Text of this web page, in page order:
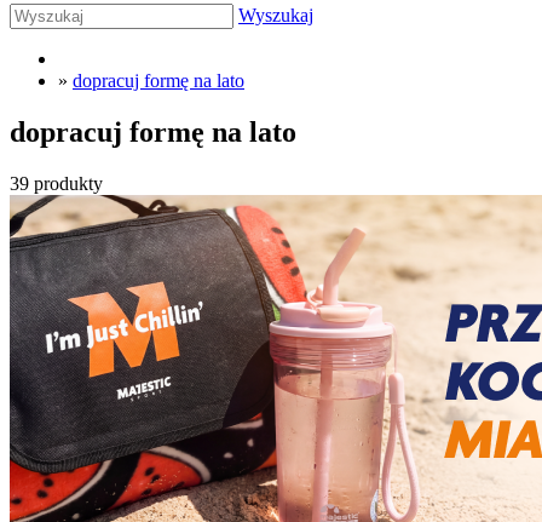
Wyszukaj
» dopracuj formę na lato
dopracuj formę na lato
39 produkty